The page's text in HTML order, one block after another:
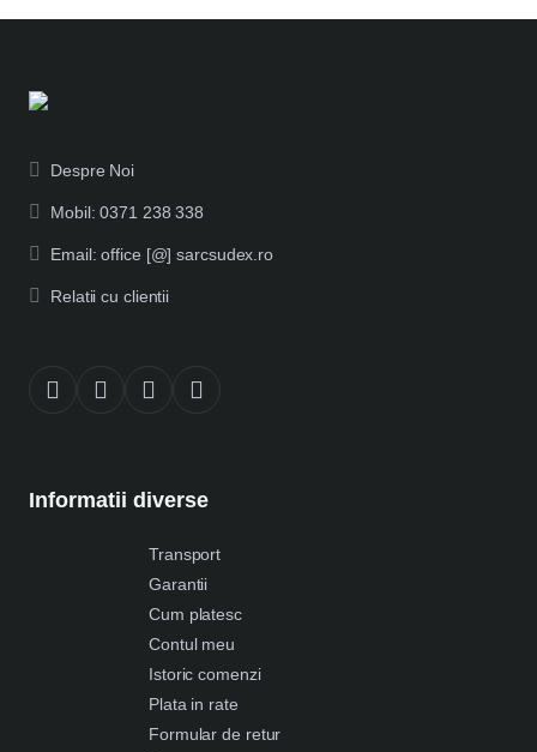
Despre Noi
Mobil: 0371 238 338
Email: office [@] sarcsudex.ro
Relatii cu clientii
Informatii diverse
Transport
Garantii
Cum platesc
Contul meu
Istoric comenzi
Plata in rate
Formular de retur